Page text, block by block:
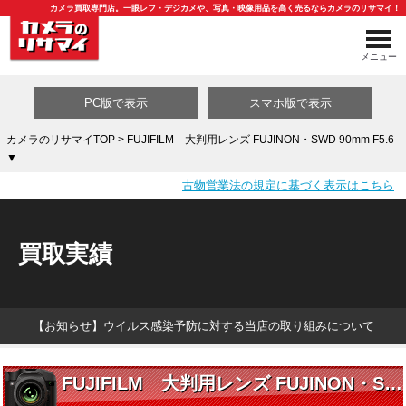
カメラ買取専門店。一眼レフ・デジカメや、写真・映像用品を高く売るならカメラのリサマイ！
メニュー
PC版で表示 スマホ版で表示
カメラのリサマイTOP> FUJIFILM 大判用レンズ FUJINON・SWD 90mm F5.6
▼
古物営業法の規定に基づく表示はこちら
買取実績
【お知らせ】ウイルス感染予防に対する当店の取り組みについて
FUJIFILM 大判用レンズ FUJINON・SWD 90mm F5.6 ▼